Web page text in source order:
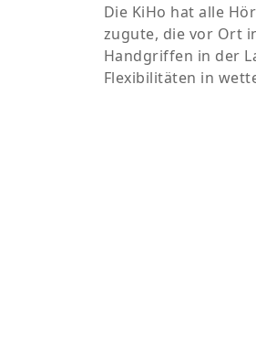
Die KiHo hat alle
zugute, die vor Ort
Handgriffen in der
Flexibilitäten in